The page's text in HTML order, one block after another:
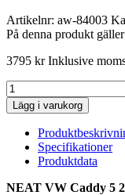
Artikelnr: aw-84003
På denna produkt
3795 kr Inklusive
NEAT
VW
Caddy
2020+,
Impulse,
modellanpassat
extraljuskit
Lägg i varukorg
Specifikationer
Produktdata
NEAT VW Caddy 5